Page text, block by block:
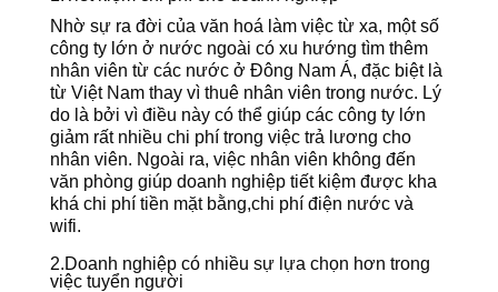
Nhờ sự ra đời của văn hoá làm việc từ xa, một số
công ty lớn ở nước ngoài có xu hướng tìm thêm
nhân viên từ các nước ở Đông Nam Á, đặc biệt là
từ Việt Nam thay vì thuê nhân viên trong nước. Lý
do là bởi vì điều này có thể giúp các công ty lớn
giảm rất nhiều chi phí trong việc trả lương cho
nhân viên. Ngoài ra, việc nhân viên không đến
văn phòng giúp doanh nghiệp tiết kiệm được kha
khá chi phí tiền mặt bằng,chi phí điện nước và
wifi.
2.Doanh nghiệp có nhiều sự lựa chọn hơn trong
việc tuyển người